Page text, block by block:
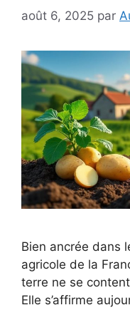
août 6, 2025 par
Bien ancrée dans
agricole de la
terre ne se
Elle s’affirme